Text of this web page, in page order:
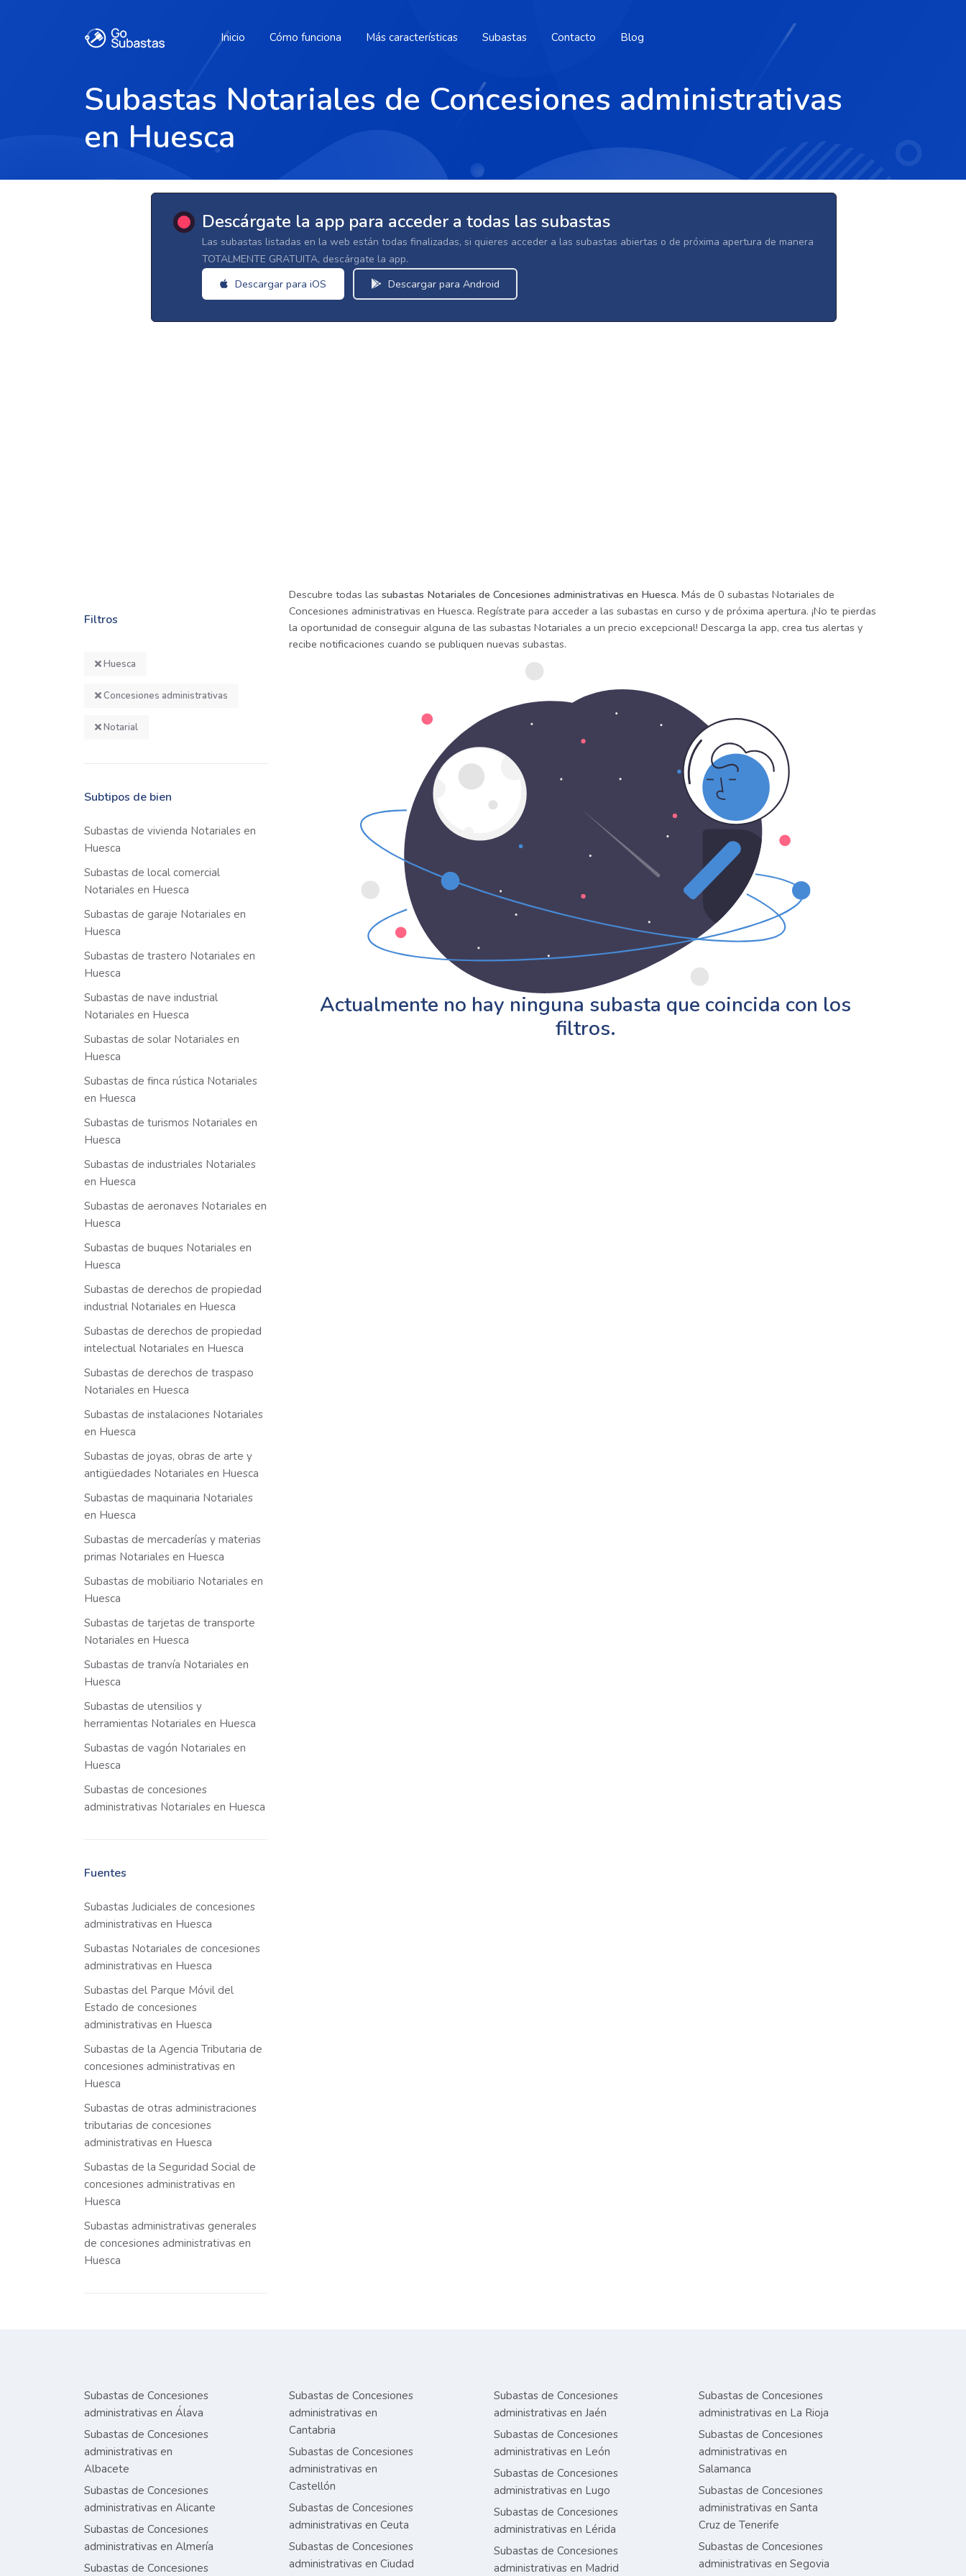
Inicio Cómo funciona Más características Subastas Contacto Blog
Subastas Notariales de Concesiones administrativas
en Huesca
Descárgate la app para acceder a todas las subastas
Las subastas listadas en la web están todas finalizadas, si quieres acceder a las subastas abiertas o de próxima apertura de manera
TOTALMENTE GRATUITA, descárgate la app.
Descargar para iOS Descargar para Android
Filtros
Huesca
Concesiones administrativas
Notarial
Subtipos de bien
Subastas de vivienda Notariales en
Huesca
Subastas de local comercial
Notariales en Huesca
Subastas de garaje Notariales en
Huesca
Subastas de trastero Notariales en
Huesca
Subastas de nave industrial
Notariales en Huesca
Subastas de solar Notariales en
Huesca
Subastas de finca rústica Notariales
en Huesca
Subastas de turismos Notariales en
Huesca
Subastas de industriales Notariales
en Huesca
Subastas de aeronaves Notariales en
Huesca
Subastas de buques Notariales en
Huesca
Subastas de derechos de propiedad
industrial Notariales en Huesca
Subastas de derechos de propiedad
intelectual Notariales en Huesca
Subastas de derechos de traspaso
Notariales en Huesca
Subastas de instalaciones Notariales
en Huesca
Subastas de joyas, obras de arte y
antigüedades Notariales en Huesca
Subastas de maquinaria Notariales
en Huesca
Subastas de mercaderías y materias
primas Notariales en Huesca
Subastas de mobiliario Notariales en
Huesca
Subastas de tarjetas de transporte
Notariales en Huesca
Subastas de tranvía Notariales en
Huesca
Subastas de utensilios y
herramientas Notariales en Huesca
Subastas de vagón Notariales en
Huesca
Subastas de concesiones
administrativas Notariales en Huesca
Fuentes
Subastas Judiciales de concesiones
administrativas en Huesca
Subastas Notariales de concesiones
administrativas en Huesca
Subastas del Parque Móvil del
Estado de concesiones
administrativas en Huesca
Subastas de la Agencia Tributaria de
concesiones administrativas en
Huesca
Subastas de otras administraciones
tributarias de concesiones
administrativas en Huesca
Subastas de la Seguridad Social de
concesiones administrativas en
Huesca
Subastas administrativas generales
de concesiones administrativas en
Huesca
Descubre todas las subastas Notariales de Concesiones administrativas en Huesca. Más de 0 subastas Notariales de
Concesiones administrativas en Huesca. Regístrate para acceder a las subastas en curso y de próxima apertura. ¡No te pierdas
la oportunidad de conseguir alguna de las subastas Notariales a un precio excepcional! Descarga la app, crea tus alertas y
recibe notificaciones cuando se publiquen nuevas subastas.
Actualmente no hay ninguna subasta que coincida con los
filtros.
Subastas de Concesiones
administrativas en Álava
Subastas de Concesiones
administrativas en
Albacete
Subastas de Concesiones
administrativas en Alicante
Subastas de Concesiones
administrativas en Almería
Subastas de Concesiones
Subastas de Concesiones
administrativas en
Cantabria
Subastas de Concesiones
administrativas en
Castellón
Subastas de Concesiones
administrativas en Ceuta
Subastas de Concesiones
administrativas en Ciudad
Subastas de Concesiones
administrativas en Jaén
Subastas de Concesiones
administrativas en León
Subastas de Concesiones
administrativas en Lugo
Subastas de Concesiones
administrativas en Lérida
Subastas de Concesiones
administrativas en Madrid
Subastas de Concesiones
administrativas en La Rioja
Subastas de Concesiones
administrativas en
Salamanca
Subastas de Concesiones
administrativas en Santa
Cruz de Tenerife
Subastas de Concesiones
administrativas en Segovia